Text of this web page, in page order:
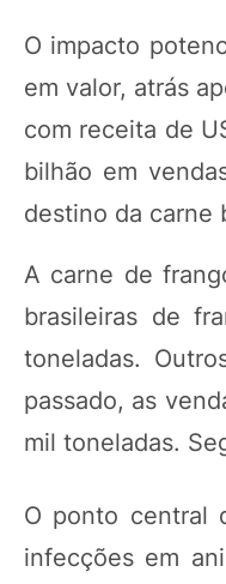
O impacto
em valor, atrás
com receita de
bilhão em
destino da carne
A carne de
brasileiras de
toneladas.
passado, as
mil toneladas.
O ponto central
infecções em